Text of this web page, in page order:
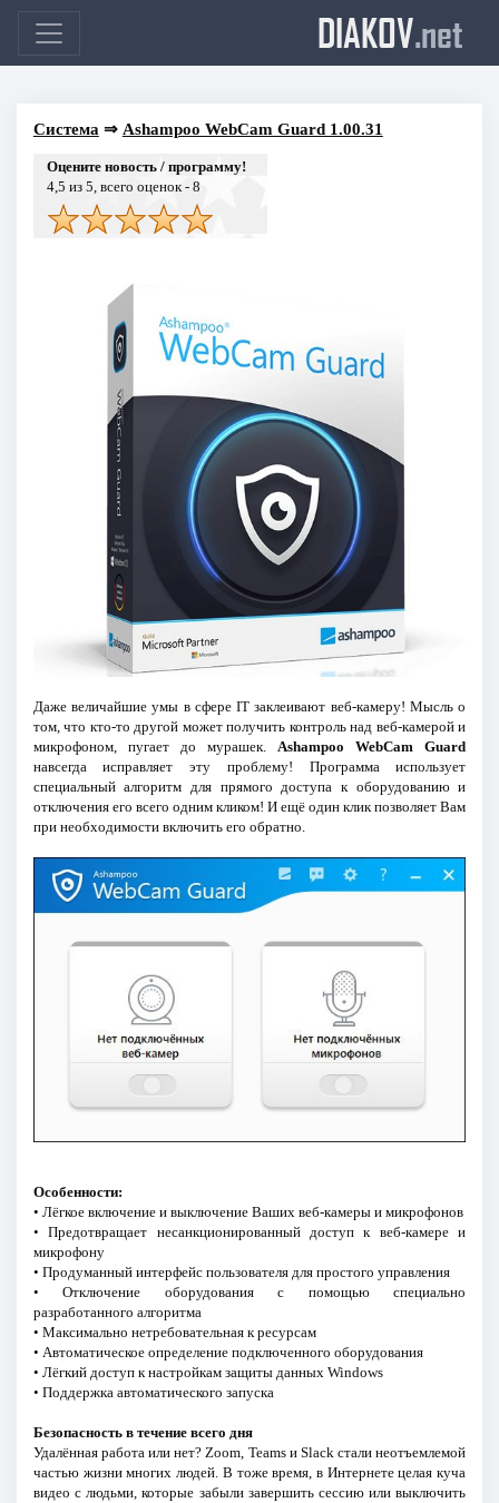
DIAKOV.net
Система ⇒ Ashampoo WebCam Guard 1.00.31
Оцените новость / программу!
4,5 из 5, всего оценок - 8
Даже величайшие умы в сфере IT заклеивают веб-камеру! Мысль о
том, что кто-то другой может получить контроль над веб-камерой и
микрофоном, пугает до мурашек. Ashampoo WebCam Guard
навсегда исправляет эту проблему! Программа использует
специальный алгоритм для прямого доступа к оборудованию и
отключения его всего одним кликом! И ещё один клик позволяет Вам
при необходимости включить его обратно.
Особенности:
• Лёгкое включение и выключение Ваших веб-камеры и микрофонов
• Предотвращает несанкционированный доступ к веб-камере и
микрофону
• Продуманный интерфейс пользователя для простого управления
• Отключение оборудования с помощью специально
разработанного алгоритма
• Максимально нетребовательная к ресурсам
• Автоматическое определение подключенного оборудования
• Лёгкий доступ к настройкам защиты данных Windows
• Поддержка автоматического запуска
Безопасность в течение всего дня
Удалённая работа или нет? Zoom, Teams и Slack стали неотъемлемой
частью жизни многих людей. В тоже время, в Интернете целая куча
видео с людьми, которые забыли завершить сессию или выключить